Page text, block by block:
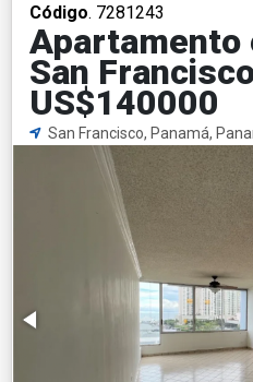
Código. 7281243
Apartamento
San
US$140000
San Francisco, Panamá,